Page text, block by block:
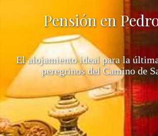
Pensión en
El alojamiento ideal para la
peregrinos del Camino de